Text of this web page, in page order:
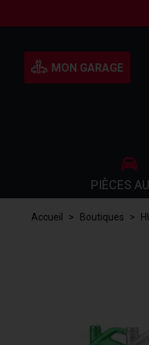
MON GARAGE
PIÈCES
Accueil > Boutiques >